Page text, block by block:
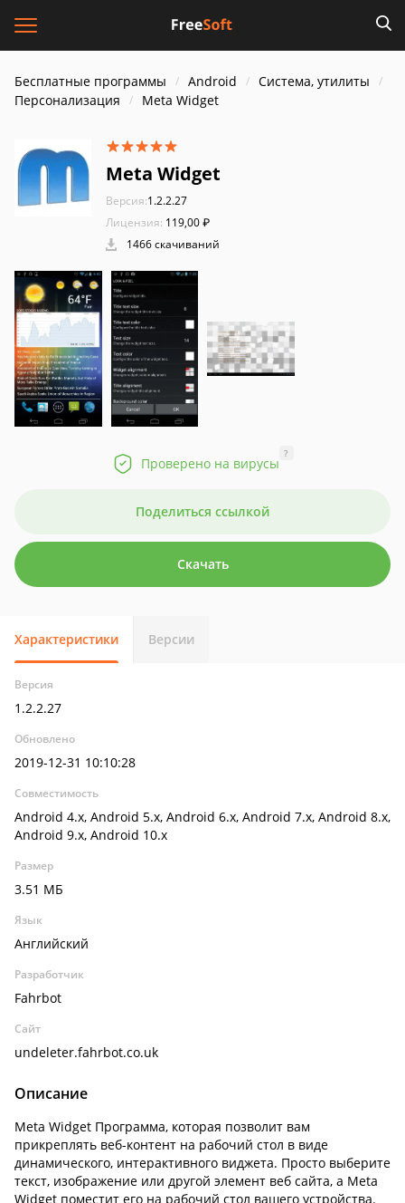
Бесплатные программы Android
Система, утилиты
Персонализация
Meta Widget
Meta Widget
Версия:1.2.2.27
Лицензия: 119,00 ₽
1466 скачиваний
Проверено на вирусы
?
Поделиться ссылкой
Скачать
Характеристики Версии
Версия
1.2.2.27
Обновлено
2019-12-31 10:10:28
Совместимость
Android 4.x, Android 5.x, Android 6.x, Android 7.x, Android 8.x,
Android 9.x, Android 10.x
Размер
3.51 МБ
Язык
Английский
Разработчик
Fahrbot
Сайт
undeleter.fahrbot.co.uk
Описание
Meta Widget Программа, которая позволит вам
прикреплять веб-контент на рабочий стол в виде
динамического, интерактивного виджета. Просто выберите
текст, изображение или другой элемент веб сайта, а Meta
Widget поместит его на рабочий стол вашего устройства.